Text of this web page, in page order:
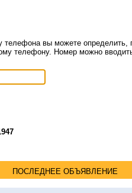
вы можете определить,
телефону. Номер можно
ПОСЛЕДНЕЕ ОБЪЯВЛЕНИЕ